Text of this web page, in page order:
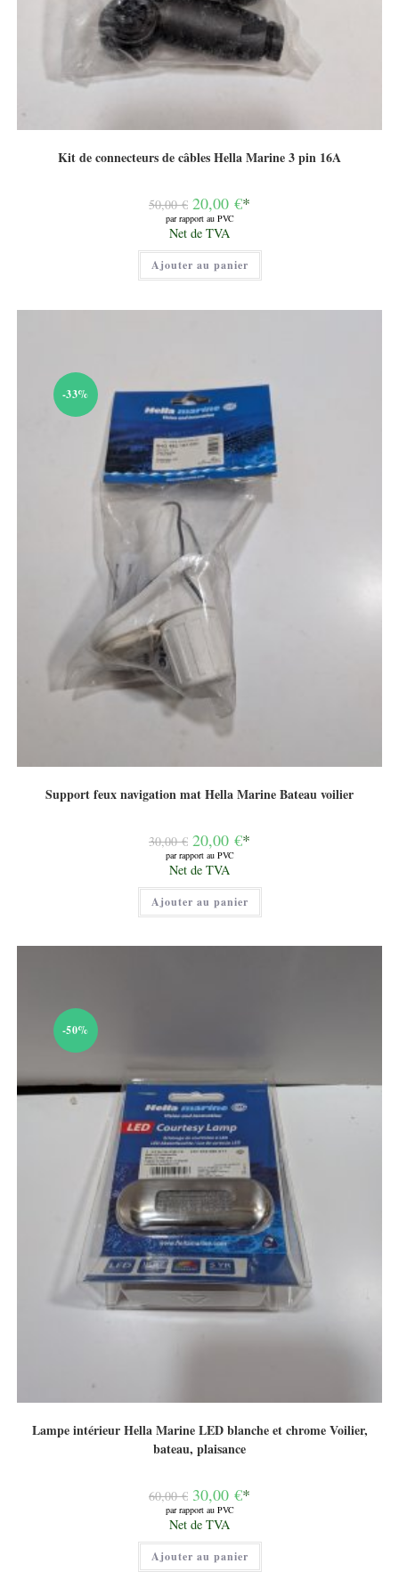
Kit de connecteurs de câbles Hella Marine 3 pin 16A
50,00€ Le
prix
initial
était :
50,00 €.
20,00 €*
par rapport au PVC
Le
prix
actuel
est :
20,00 €.
Net de TVA
Ajouter au panier
-33%
Support feux navigation mat Hella Marine Bateau voilier
30,00€ Le
prix
initial
était :
30,00 €.
20,00 €*
par rapport au PVC
Le
prix
actuel
est :
20,00 €.
Net de TVA
Ajouter au panier
-50%
Lampe intérieur Hella Marine LED blanche et chrome Voilier,
bateau, plaisance
60,00€ Le
prix
initial
était :
60,00 €.
30,00 €*
par rapport au PVC
Le
prix
actuel
est :
30,00 €.
Net de TVA
Ajouter au panier